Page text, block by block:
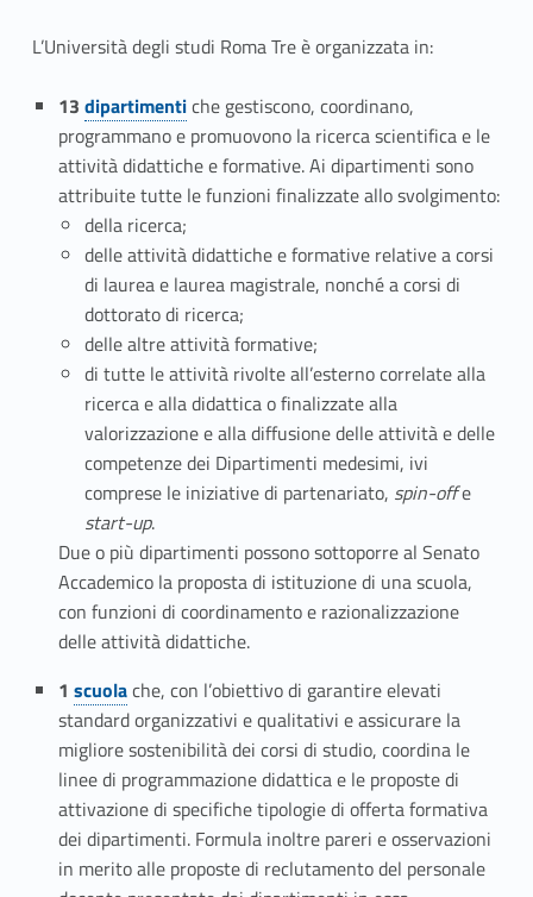
D
i
m
s
L’Università degli studi Roma Tre è organizzata in:
13 Link identifier #identifier__53874-1
dipartimentiche gestiscono, coordinano,
programmano e promuovono la ricerca scientifica e le
attività didattiche e formative. Ai dipartimenti sono
attribuite tutte le funzioni finalizzate allo svolgimento:
della ricerca;
delle attività didattiche e formative relative a corsi
di laurea e laurea magistrale, nonché a corsi di
dottorato di ricerca;
delle altre attività formative;
di tutte le attività rivolte all’esterno correlate alla
ricerca e alla didattica o finalizzate alla
valorizzazione e alla diffusione delle attività e delle
competenze dei Dipartimenti medesimi, ivi
comprese le iniziative di partenariato, spin-offe
start-up.
Due o più dipartimenti possono sottoporre al Senato
Accademico la proposta di istituzione di una scuola,
con funzioni di coordinamento e razionalizzazione
delle attività didattiche.
1 Link identifier #identifier__93823-2
scuolache, con l’obiettivo di garantire elevati
standard organizzativi e qualitativi e assicurare la
migliore sostenibilità dei corsi di studio, coordina le
linee di programmazione didattica e le proposte di
attivazione di specifiche tipologie di offerta formativa
dei dipartimenti. Formula inoltre pareri e osservazioni
in merito alle proposte di reclutamento del personale